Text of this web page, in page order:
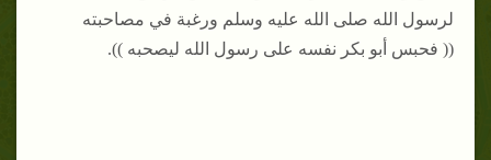
لرسول الله صلى الله عليه وسلم ورغبة في مصاحبته
(( فحبس أبو بكر نفسه على رسول الله ليصحبه )).